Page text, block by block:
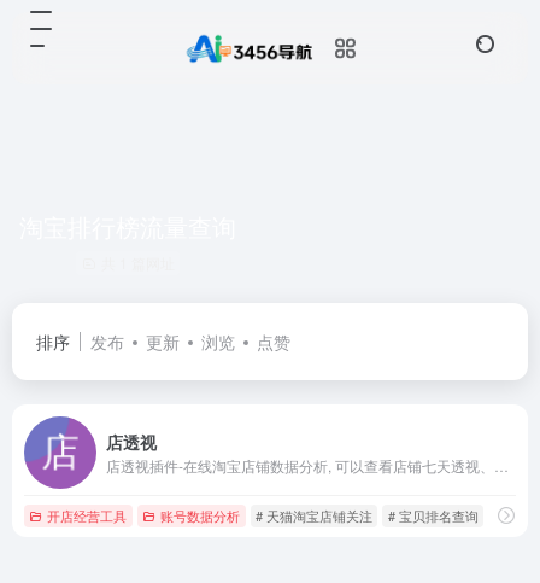
排序 发布 更新 浏览 点赞
店透视
开店经营工具 账号数据分析 # 天猫淘宝店铺关注 # 宝贝排名查询 # 店透